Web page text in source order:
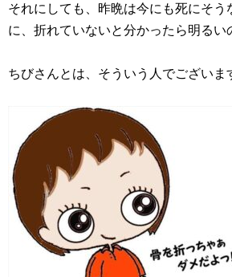
それにしても、昨晩は今にも死にそう
に、折れていないと分かったら明るい
ちびさんとは、そういう人でございま